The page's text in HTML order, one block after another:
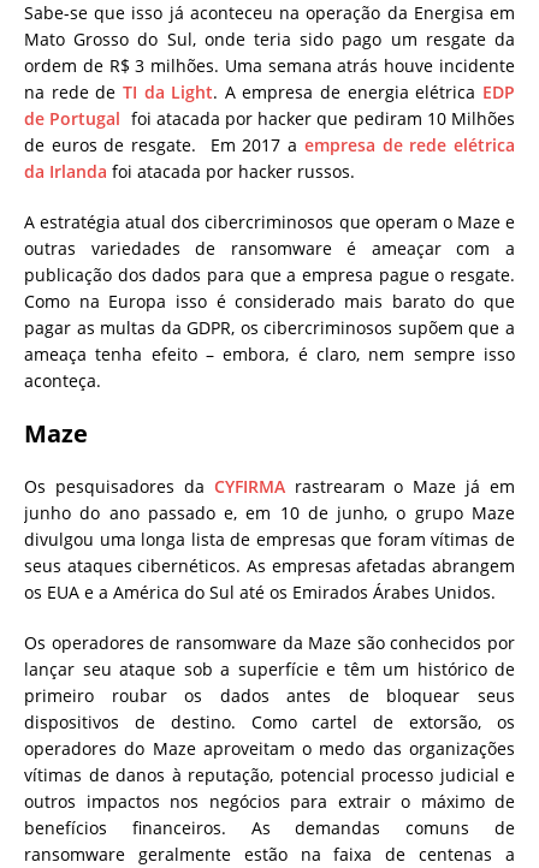
Sabe-se que isso já aconteceu na operação da Energisa em
Mato Grosso do Sul, onde teria sido pago um resgate da
ordem de R$ 3 milhões. Uma semana atrás houve incidente
na rede de TI da Light. A empresa de energia elétrica EDP
de Portugal foi atacada por hacker que pediram 10 Milhões
de euros de resgate. Em 2017 a empresa de rede elétrica
da Irlanda foi atacada por hacker russos.
A estratégia atual dos cibercriminosos que operam o Maze e
outras variedades de ransomware é ameaçar com a
publicação dos dados para que a empresa pague o resgate.
Como na Europa isso é considerado mais barato do que
pagar as multas da GDPR, os cibercriminosos supõem que a
ameaça tenha efeito – embora, é claro, nem sempre isso
aconteça.
Maze
Os pesquisadores da CYFIRMArastrearam o Maze já em
junho do ano passado e, em 10 de junho, o grupo Maze
divulgou uma longa lista de empresas que foram vítimas de
seus ataques cibernéticos. As empresas afetadas abrangem
os EUA e a América do Sul até os Emirados Árabes Unidos.
Os operadores de ransomware da Maze são conhecidos por
lançar seu ataque sob a superfície e têm um histórico de
primeiro roubar os dados antes de bloquear seus
dispositivos de destino. Como cartel de extorsão, os
operadores do Maze aproveitam o medo das organizações
vítimas de danos à reputação, potencial processo judicial e
outros impactos nos negócios para extrair o máximo de
benefícios financeiros. As demandas comuns de
ransomware geralmente estão na faixa de centenas a